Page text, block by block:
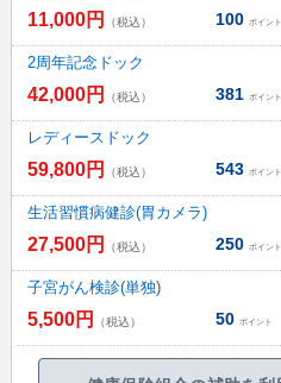
11,000円 （税込） 100 ポイント
2周年記念ドック
42,000円 （税込） 381 ポイント
レディースドック
59,800円 （税込） 543 ポイント
生活習慣病健診(胃カメラ)
27,500円 （税込） 250 ポイント
子宮がん検診(単独)
5,500円 （税込） 50 ポイント